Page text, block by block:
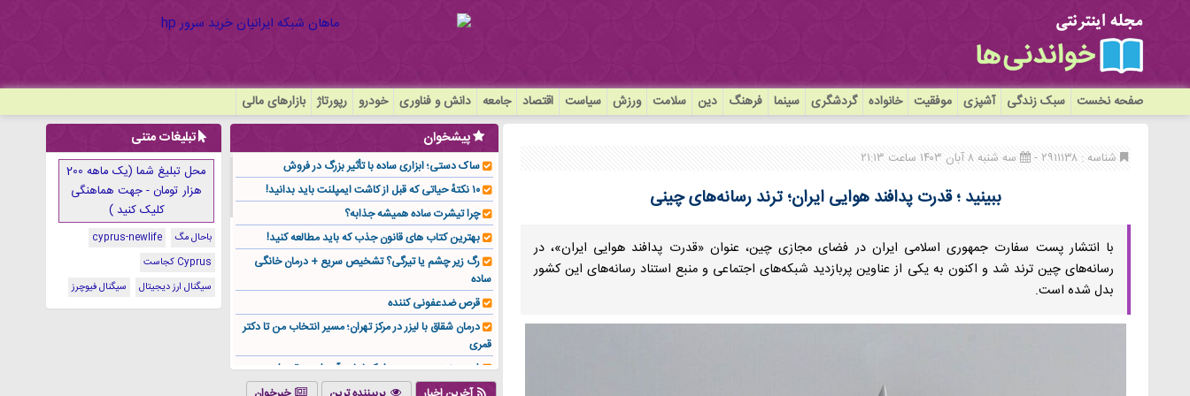
صفحه نخست سبک زندگی آشپزی موفقیت خانواده گردشگری سینما فرهنگ دین سلامت ورزش سیاست اقتصاد جامعه دانش و فناوری خودرو رپورتاژ بازارهای مالی
شناسه : ۲۹۱۱۱۳۸ - سه شنبه ۸ آبان ۱۴۰۳ ساعت ۲۱:۱۳
ببینید ؛ قدرت پدافند هوایی ایران؛ ترند رسانه‌های چینی
با انتشار پست سفارت جمهوری اسلامی ایران در فضای مجازی چین، عنوان «قدرت پدافند هوایی ایران»، در
رسانه‌های چین ترند شد و اکنون به یکی از عناوین پربازدید شبکه‌های اجتماعی و منبع استناد رسانه‌های این کشور
بدل شده است.
پیشخوان
ساک دستی؛ ابزاری ساده با تأثیر بزرگ در فروش
۱۰ نکتهٔ حیاتی که قبل از کاشت ایمپلنت باید بدانید!
چرا تیشرت ساده همیشه جذابه؟
بهترین کتاب های قانون جذب که باید مطالعه کنید!
رگ زیر چشم یا تیرگی؟ تشخیص سریع + درمان خانگی
ساده
قرص ضدعفونی کننده
درمان شقاق با لیزر در مرکز تهران؛ مسیر انتخاب من تا دکتر
قمری
فوم صنعتی چیست و از کجا باید آن را مستقیم از
تولیدکننده تهیه کرد؟
تبلیغات متنی
محل تبلیغ شما (یک ماهه 200
هزار تومان - جهت هماهنگی
کلیک کنید )
باحال مگ
cyprus-newlife
Cyprus کجاست
سیگنال ارز دیجیتال
سیگنال فیوچرز